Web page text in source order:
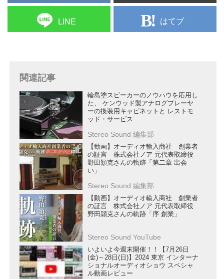
LINE はてブ
関連記事
輪島塗スピーカーのノウハウを応用し
た、 ケンウッド製アナログプレーヤ
ーの換装用キャビネットと レストモ
ッド・サービス
Stereo Sound 編集部
【動画】オーディオ輸入商社 創業者
の証言 株式会社ノア 元代表取締役
野田頴克さんの軌跡「第二章 出会
い」
Stereo Sound 編集部
【動画】オーディオ輸入商社 創業者
の証言 株式会社ノア 元代表取締役
野田頴克さんの軌跡「序 創業」
Stereo Sound YouTube
いよいよ今週末開催！！【7月26日
(金)～28日(日)】2024 東京 インターナ
ショナルオーディオショウ スペシャ
ル動画レビュー